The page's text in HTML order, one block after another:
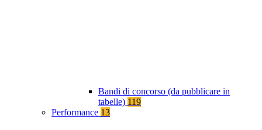
Bandi di concorso (da pubblicare in
tabelle) 119
Performance 13